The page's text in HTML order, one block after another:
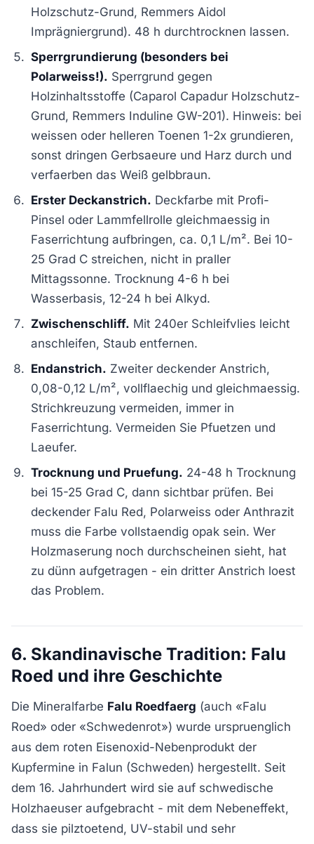
Holzschutz-Grund, Remmers Aidol
Imprägniergrund). 48 h durchtrocknen lassen.
Sperrgrundierung (besonders bei
Polarweiss!). Sperrgrund gegen
Holzinhaltsstoffe (Caparol Capadur Holzschutz-
Grund, Remmers Induline GW-201). Hinweis: bei
weissen oder helleren Toenen 1-2x grundieren,
sonst dringen Gerbsaeure und Harz durch und
verfaerben das Weiß gelbbraun.
Erster Deckanstrich. Deckfarbe mit Profi-
Pinsel oder Lammfellrolle gleichmaessig in
Faserrichtung aufbringen, ca. 0,1 L/m². Bei 10-
25 Grad C streichen, nicht in praller
Mittagssonne. Trocknung 4-6 h bei
Wasserbasis, 12-24 h bei Alkyd.
Zwischenschliff. Mit 240er Schleifvlies leicht
anschleifen, Staub entfernen.
Endanstrich. Zweiter deckender Anstrich,
0,08-0,12 L/m², vollflaechig und gleichmaessig.
Strichkreuzung vermeiden, immer in
Faserrichtung. Vermeiden Sie Pfuetzen und
Laeufer.
Trocknung und Pruefung. 24-48 h Trocknung
bei 15-25 Grad C, dann sichtbar prüfen. Bei
deckender Falu Red, Polarweiss oder Anthrazit
muss die Farbe vollstaendig opak sein. Wer
Holzmaserung noch durchscheinen sieht, hat
zu dünn aufgetragen - ein dritter Anstrich loest
das Problem.
6. Skandinavische Tradition: Falu
Roed und ihre Geschichte
Die Mineralfarbe Falu Roedfaerg (auch «Falu
Roed» oder «Schwedenrot») wurde urspruenglich
aus dem roten Eisenoxid-Nebenprodukt der
Kupfermine in Falun (Schweden) hergestellt. Seit
dem 16. Jahrhundert wird sie auf schwedische
Holzhaeuser aufgebracht - mit dem Nebeneffekt,
dass sie pilztoetend, UV-stabil und sehr